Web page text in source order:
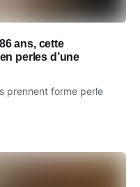
ans, cette
perles d’une
prennent forme perle